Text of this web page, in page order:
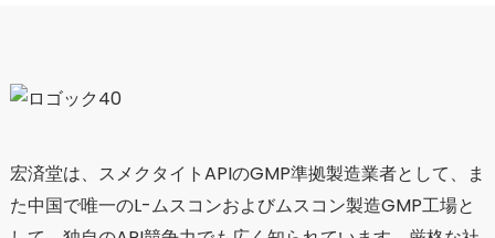
宏済堂は、スメクタイトAPIのGMP準拠製造業者として、ま
た中国で唯一のL-ムスコンおよびムスコン製造GMP工場と